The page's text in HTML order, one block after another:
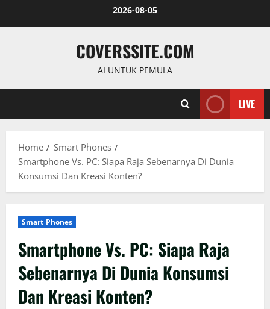
2026-08-05
COVERSSITE.COM
AI UNTUK PEMULA
LIVE
Home
Smart Phones
Smartphone Vs. PC: Siapa Raja Sebenarnya Di Dunia
Konsumsi Dan Kreasi Konten?
Smart Phones
Smartphone Vs. PC: Siapa Raja
Sebenarnya Di Dunia Konsumsi
Dan Kreasi Konten?